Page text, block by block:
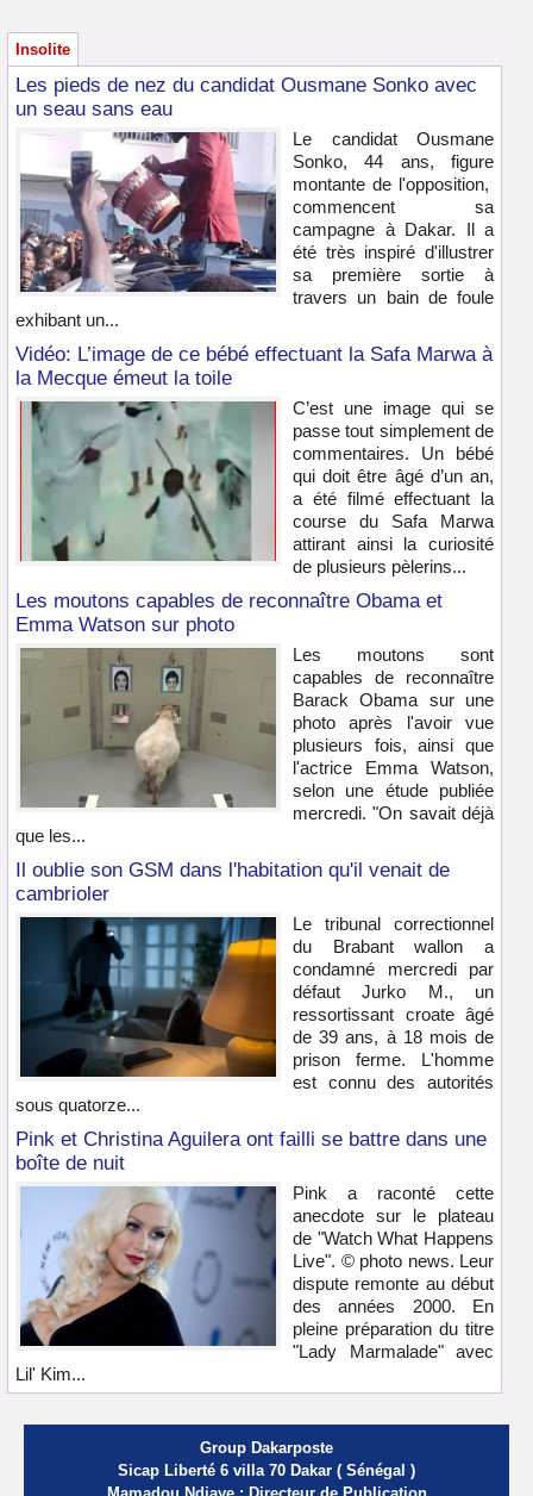
Insolite
Les pieds de nez du candidat Ousmane Sonko avec
un seau sans eau
Le candidat Ousmane
Sonko, 44 ans, figure
montante de l'opposition,
commencent sa
campagne à Dakar. Il a
été très inspiré d'illustrer
sa première sortie à
travers un bain de foule
exhibant un...
Vidéo: L’image de ce bébé effectuant la Safa Marwa à
la Mecque émeut la toile
C’est une image qui se
passe tout simplement de
commentaires. Un bébé
qui doit être âgé d’un an,
a été filmé effectuant la
course du Safa Marwa
attirant ainsi la curiosité
de plusieurs pèlerins...
Les moutons capables de reconnaître Obama et
Emma Watson sur photo
Les moutons sont
capables de reconnaître
Barack Obama sur une
photo après l'avoir vue
plusieurs fois, ainsi que
l'actrice Emma Watson,
selon une étude publiée
mercredi. "On savait déjà
que les...
Il oublie son GSM dans l'habitation qu'il venait de
cambrioler
Le tribunal correctionnel
du Brabant wallon a
condamné mercredi par
défaut Jurko M., un
ressortissant croate âgé
de 39 ans, à 18 mois de
prison ferme. L'homme
est connu des autorités
sous quatorze...
Pink et Christina Aguilera ont failli se battre dans une
boîte de nuit
Pink a raconté cette
anecdote sur le plateau
de "Watch What Happens
Live". © photo news. Leur
dispute remonte au début
des années 2000. En
pleine préparation du titre
"Lady Marmalade" avec
Lil' Kim...
Group Dakarposte
Sicap Liberté 6 villa 70 Dakar ( Sénégal )